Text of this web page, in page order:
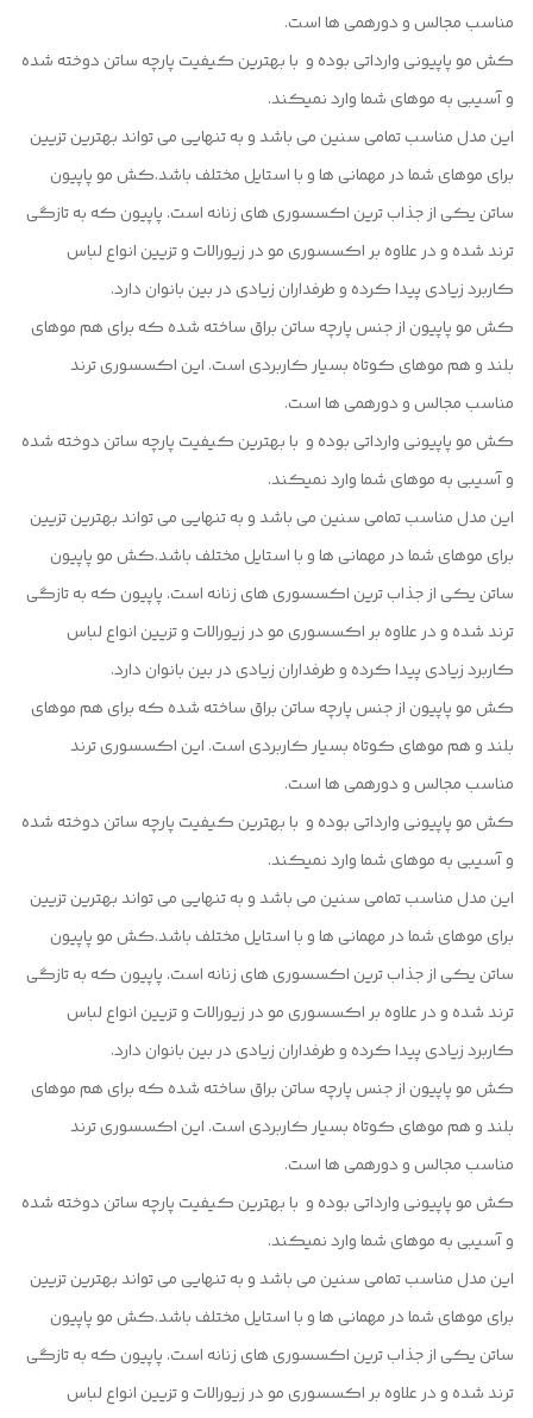
مناسب مجالس و دورهمی ها است.
کش مو پاپیونی وارداتی بوده و با بهترین کیفیت پارچه ساتن دوخته شده
و آسیبی به موهای شما وارد نمیکند.
این مدل مناسب تمامی سنین می باشد و به تنهایی می تواند بهترین تزیین
برای موهای شما در مهمانی ها و با استایل مختلف باشد.کش مو پاپیون
ساتن یکی از جذاب ترین اکسسوری های زنانه است. پاپیون که به تازگی
ترند شده و در علاوه بر اکسسوری مو در زیورالات و تزیین انواع لباس
کاربرد زیادی پیدا کرده و طرفداران زیادی در بین بانوان دارد.
کش مو پاپیون از جنس پارچه ساتن براق ساخته شده که برای هم موهای
بلند و هم موهای کوتاه بسیار کاربردی است. این اکسسوری ترند
مناسب مجالس و دورهمی ها است.
کش مو پاپیونی وارداتی بوده و با بهترین کیفیت پارچه ساتن دوخته شده
و آسیبی به موهای شما وارد نمیکند.
این مدل مناسب تمامی سنین می باشد و به تنهایی می تواند بهترین تزیین
برای موهای شما در مهمانی ها و با استایل مختلف باشد.کش مو پاپیون
ساتن یکی از جذاب ترین اکسسوری های زنانه است. پاپیون که به تازگی
ترند شده و در علاوه بر اکسسوری مو در زیورالات و تزیین انواع لباس
کاربرد زیادی پیدا کرده و طرفداران زیادی در بین بانوان دارد.
کش مو پاپیون از جنس پارچه ساتن براق ساخته شده که برای هم موهای
بلند و هم موهای کوتاه بسیار کاربردی است. این اکسسوری ترند
مناسب مجالس و دورهمی ها است.
کش مو پاپیونی وارداتی بوده و با بهترین کیفیت پارچه ساتن دوخته شده
و آسیبی به موهای شما وارد نمیکند.
این مدل مناسب تمامی سنین می باشد و به تنهایی می تواند بهترین تزیین
برای موهای شما در مهمانی ها و با استایل مختلف باشد.کش مو پاپیون
ساتن یکی از جذاب ترین اکسسوری های زنانه است. پاپیون که به تازگی
ترند شده و در علاوه بر اکسسوری مو در زیورالات و تزیین انواع لباس
کاربرد زیادی پیدا کرده و طرفداران زیادی در بین بانوان دارد.
کش مو پاپیون از جنس پارچه ساتن براق ساخته شده که برای هم موهای
بلند و هم موهای کوتاه بسیار کاربردی است. این اکسسوری ترند
مناسب مجالس و دورهمی ها است.
کش مو پاپیونی وارداتی بوده و با بهترین کیفیت پارچه ساتن دوخته شده
و آسیبی به موهای شما وارد نمیکند.
این مدل مناسب تمامی سنین می باشد و به تنهایی می تواند بهترین تزیین
برای موهای شما در مهمانی ها و با استایل مختلف باشد.کش مو پاپیون
ساتن یکی از جذاب ترین اکسسوری های زنانه است. پاپیون که به تازگی
ترند شده و در علاوه بر اکسسوری مو در زیورالات و تزیین انواع لباس